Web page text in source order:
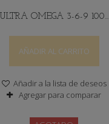
ULTRA OMEGA 3-6-9 100...
AÑADIR AL CARRITO
Añadir a la lista de deseos
Agregar para comparar